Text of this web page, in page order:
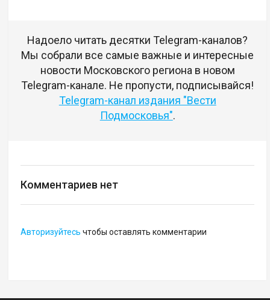
Надоело читать десятки Telegram-каналов?
Мы собрали все самые важные и интересные
новости Московского региона в новом
Telegram-канале. Не пропусти, подписывайся!
Telegram-канал издания "Вести
Подмосковья".
Комментариев нет
Авторизуйтесь чтобы оставлять комментарии